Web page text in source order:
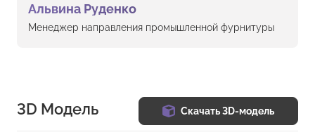
Альвина Руденко
Менеджер направления промышленной фурнитуры
3D Модель Скачать 3D-модель